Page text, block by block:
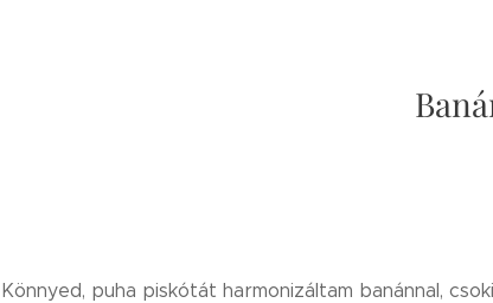
Könnyed, puha piskótát harmonizáltam banánnal,